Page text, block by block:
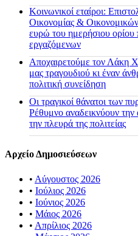
Κοινωνικοί εταίροι:
Οικονομίας &
ευρώ του ημερήσιου ορίου
εργαζόμενων
Αποχαιρετούμε τον Λάκη
μας τραγουδιού κι έναν
πολιτική συνείδηση
Οι τραγικοί θάνατοι των
Ρέθυμνο αναδεικνύουν
την πλευρά της πολιτείας
Αρχείο Δημοσιεύσεων
• Αύγουστος 2026
• Ιούλιος 2026
• Ιούνιος 2026
• Μάιος 2026
• Απρίλιος 2026